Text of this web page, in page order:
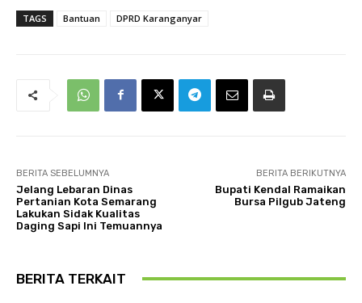
TAGS Bantuan DPRD Karanganyar
BERITA SEBELUMNYA
Jelang Lebaran Dinas
Pertanian Kota Semarang
Lakukan Sidak Kualitas
Daging Sapi Ini Temuannya
BERITA BERIKUTNYA
Bupati Kendal Ramaikan
Bursa Pilgub Jateng
BERITA TERKAIT